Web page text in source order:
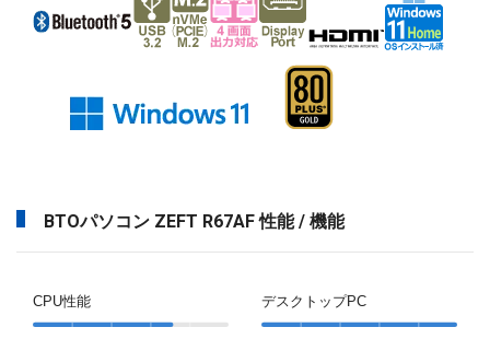
BTOパソコン ZEFT R67AF 性能 / 機能
CPU性能 デスクトップPC